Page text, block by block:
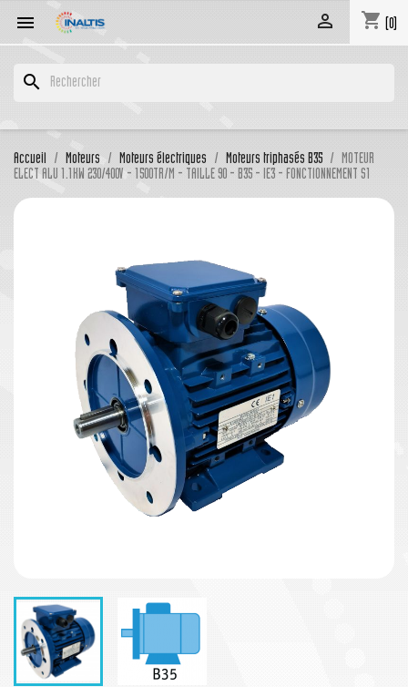
 shopping_cart (0)

search
Accueil Moteurs Moteurs électriques Moteurs triphasés B35
MOTEUR
ELECT ALU 1.1KW 230/400V - 1500TR/M - TAILLE 90 - B35 - IE3 - FONCTIONNEMENT S1